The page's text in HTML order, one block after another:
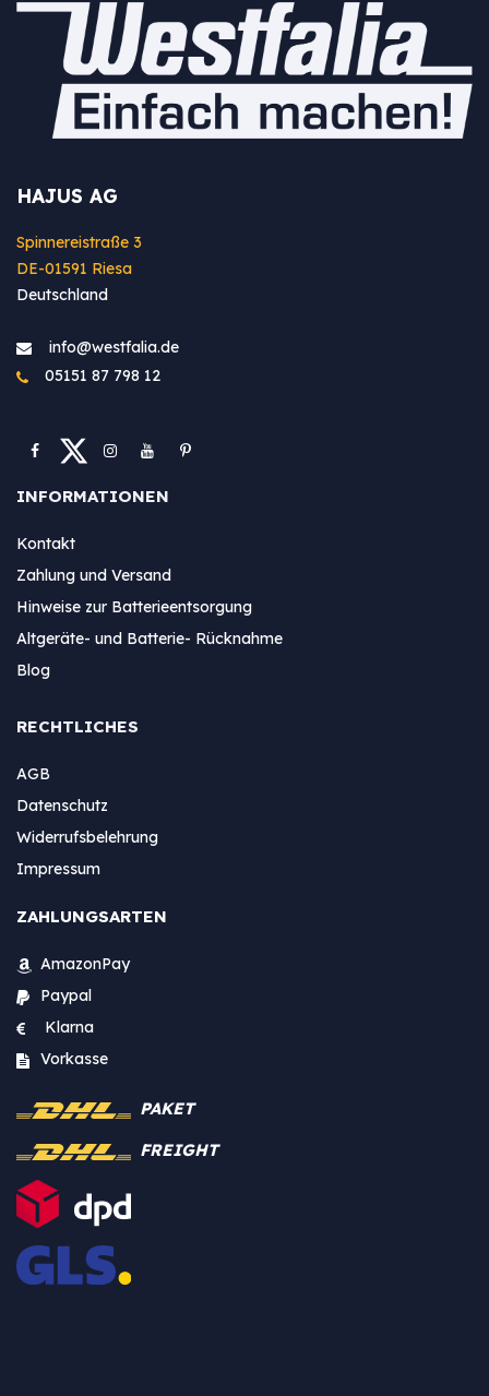
HAJUS AG
Spinnereistraße 3
DE-01591 Riesa
Deutschland
info@westfa​lia.de
05151 87 798 12
INFORMATIONEN
Kontakt
Zahlung und Versand
Hinweise zur Batterieentsorgung
Altgeräte- und Batterie- Rücknahme
Blog
RECHTLICHES
AGB
Datenschutz
Widerrufsbelehrung
Impressum
ZAHLUNGSARTEN
AmazonPay
Paypal
Klarna
Vorkasse
PAKET
FREIGHT